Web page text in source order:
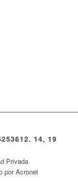
14, 19
Privada
por Acronet